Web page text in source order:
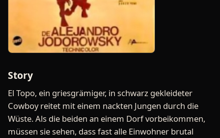
Story
El Topo, ein griesgrämiger, in schwarz gekleideter
Cowboy reitet mit einem nackten Jungen durch die
Wüste. Als die beiden an einem Dorf vorbeikommen,
müssen sie sehen, dass fast alle Einwohner brutal